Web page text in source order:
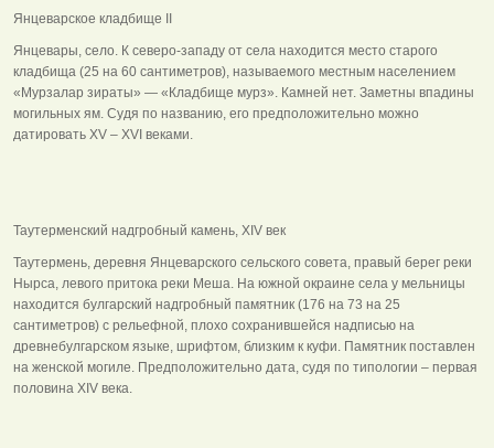
Янцеварское кладбище II
Янцевары, село. К северо-западу от села находится место старого
кладбища (25 на 60 сантиметров), называемого местным населением
«Мурзалар зираты» — «Кладбище мурз». Камней нет. Заметны впадины
могильных ям. Судя по названию, его предположительно можно
датировать ХV – ХVI веками.
Таутерменский надгробный камень, ХIV век
Таутермень, деревня Янцеварского сельского совета, правый берег реки
Нырса, левого притока реки Меша. На южной окраине села у мельницы
находится булгарский надгробный памятник (176 на 73 на 25
сантиметров) с рельефной, плохо сохранившейся надписью на
древнебулгарском языке, шрифтом, близким к куфи. Памятник поставлен
на женской могиле. Предположительно дата, судя по типологии – первая
половина ХIV века.